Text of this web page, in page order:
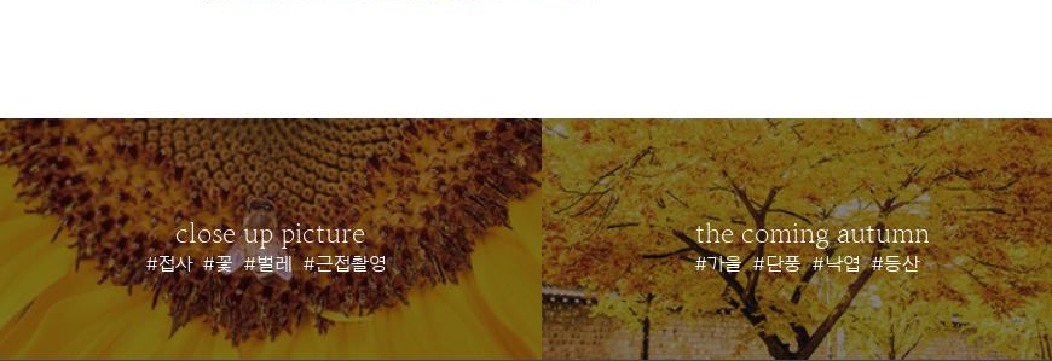
close up picture
#접사 #꽃 #벌레 #근접촬영
the coming autumn
#가을 #단풍 #낙엽 #등산